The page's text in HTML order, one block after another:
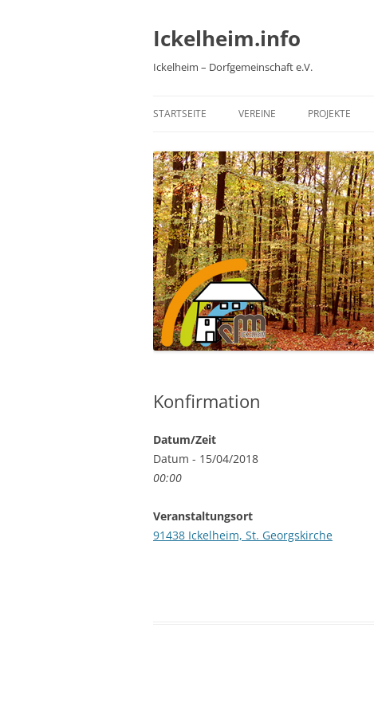
springen
Ickelheim.info
Ickelheim – Dorfgemeinschaft e.V.
STARTSEITE VEREINE PROJEKTE
Konfirmation
Datum/Zeit
Datum - 15/04/2018
00:00
Veranstaltungsort
91438 Ickelheim, St. Georgskirche